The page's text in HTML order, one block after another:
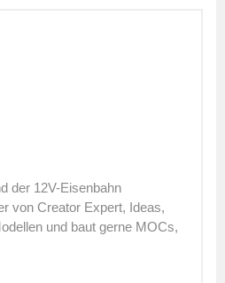
der 12V-Eisenbahn
von Creator Expert, Ideas,
und baut gerne MOCs,